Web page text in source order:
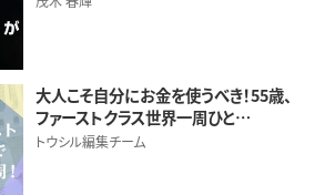
大人こそ自分にお金を使うべき！55歳、
ファーストクラス世界一周ひと…
トウシル編集チーム